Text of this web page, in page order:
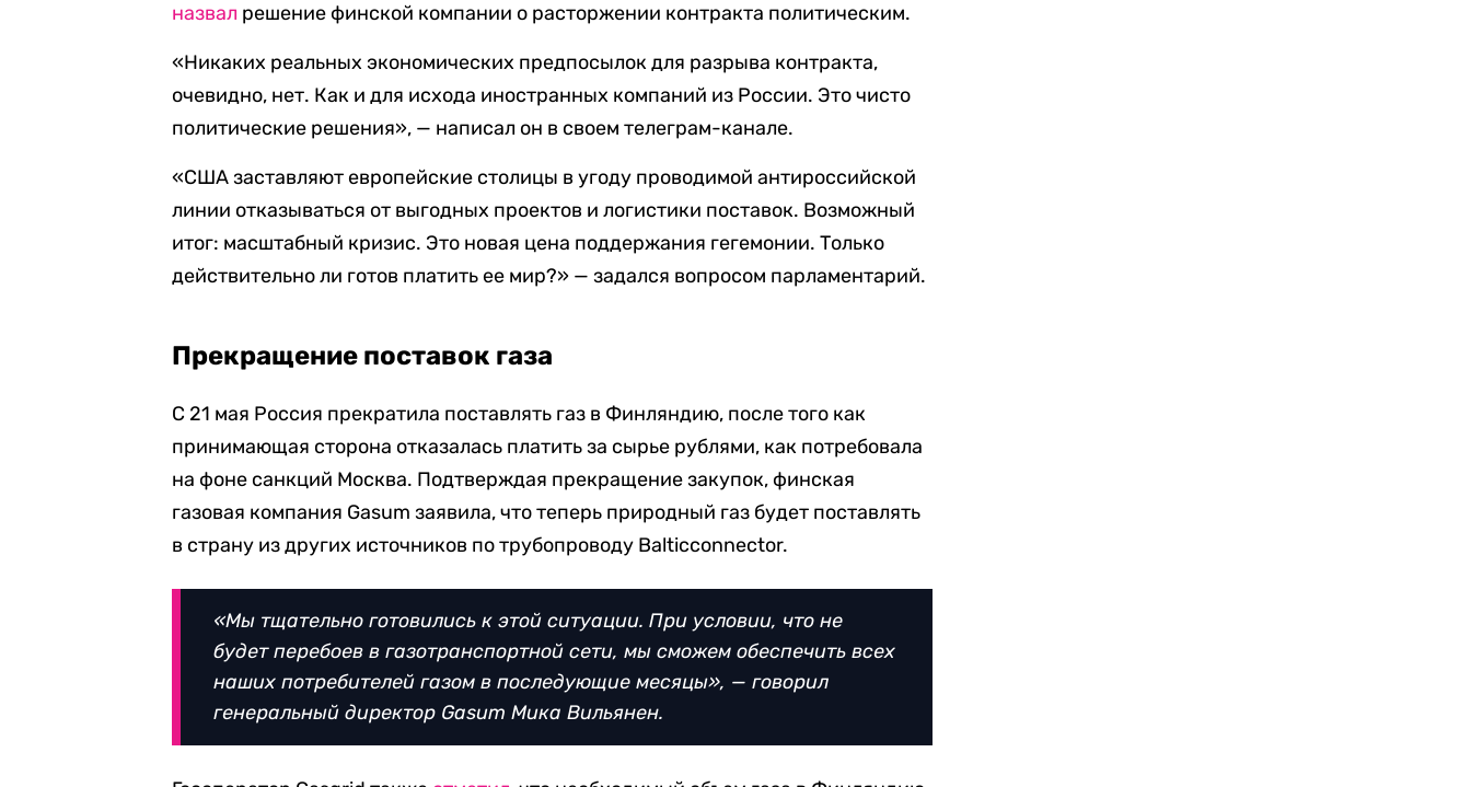
назвал решение финской компании о расторжении контракта политическим.
«Никаких реальных экономических предпосылок для разрыва контракта,
очевидно, нет. Как и для исхода иностранных компаний из России. Это чисто
политические решения», — написал он в своем телеграм-канале.
«США заставляют европейские столицы в угоду проводимой антироссийской
линии отказываться от выгодных проектов и логистики поставок. Возможный
итог: масштабный кризис. Это новая цена поддержания гегемонии. Только
действительно ли готов платить ее мир?» — задался вопросом парламентарий.
Прекращение поставок газа
С 21 мая Россия прекратила поставлять газ в Финляндию, после того как
принимающая сторона отказалась платить за сырье рублями, как потребовала
на фоне санкций Москва. Подтверждая прекращение закупок, финская
газовая компания Gasum заявила, что теперь природный газ будет поставлять
в страну из других источников по трубопроводу Balticconnector.
«Мы тщательно готовились к этой ситуации. При условии, что не
будет перебоев в газотранспортной сети, мы сможем обеспечить всех
наших потребителей газом в последующие месяцы», — говорил
генеральный директор Gasum Мика Вильянен.